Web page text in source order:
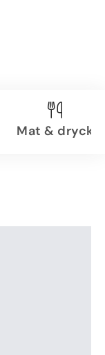
Mat & dryck